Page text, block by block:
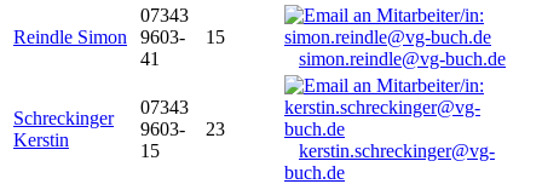
Reindle Simon
07343
9603-
41
15
simon.reindle@vg-buch.de
Schreckinger
Kerstin
07343
9603-
15
23
kerstin.schreckinger@vg-
buch.de